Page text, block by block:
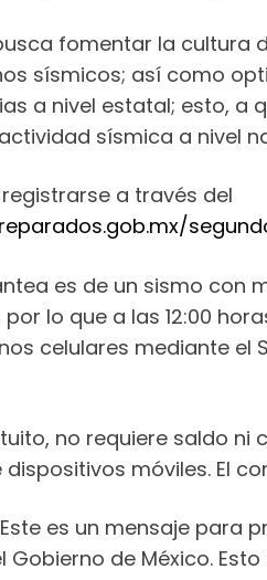
fomentar la cultura
sísmicos; así como
a nivel estatal; esto, a
sísmica a nivel
a través del
es de un sismo con
lo que a las 12:00
celulares mediante el
no requiere saldo ni
móviles. El
es un mensaje para
de México. Esto